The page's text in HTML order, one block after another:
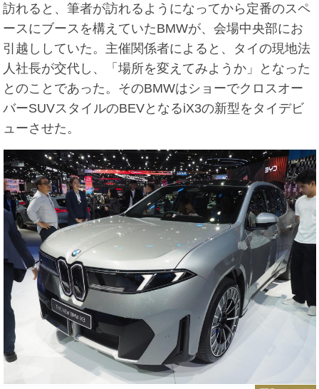
訪れると、筆者が訪れるようになってから定番のスペ
ースにブースを構えていたBMWが、会場中央部にお
引越ししていた。主催関係者によると、タイの現地法
人社長が交代し、「場所を変えてみようか」となった
とのことであった。そのBMWはショーでクロスオー
バーSUVスタイルのBEVとなるiX3の新型をタイデビ
ューさせた。